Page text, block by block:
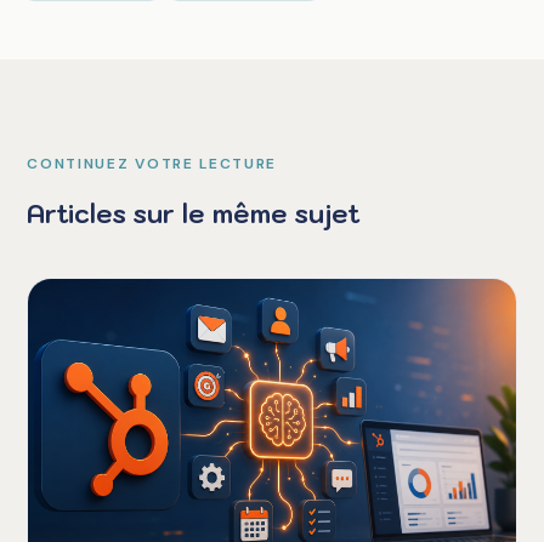
CONTINUEZ VOTRE LECTURE
Articles sur le même sujet